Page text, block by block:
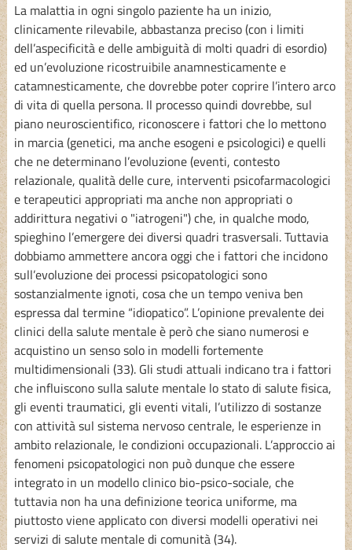
La malattia in ogni singolo paziente ha un inizio,
clinicamente rilevabile, abbastanza preciso (con i limiti
dell’aspecificità e delle ambiguità di molti quadri di esordio)
ed un’evoluzione ricostruibile anamnesticamente e
catamnesticamente, che dovrebbe poter coprire l’intero arco
di vita di quella persona. Il processo quindi dovrebbe, sul
piano neuroscientifico, riconoscere i fattori che lo mettono
in marcia (genetici, ma anche esogeni e psicologici) e quelli
che ne determinano l’evoluzione (eventi, contesto
relazionale, qualità delle cure, interventi psicofarmacologici
e terapeutici appropriati ma anche non appropriati o
addirittura negativi o "iatrogeni") che, in qualche modo,
spieghino l’emergere dei diversi quadri trasversali. Tuttavia
dobbiamo ammettere ancora oggi che i fattori che incidono
sull’evoluzione dei processi psicopatologici sono
sostanzialmente ignoti, cosa che un tempo veniva ben
espressa dal termine “idiopatico”. L’opinione prevalente dei
clinici della salute mentale è però che siano numerosi e
acquistino un senso solo in modelli fortemente
multidimensionali (33). Gli studi attuali indicano tra i fattori
che influiscono sulla salute mentale lo stato di salute fisica,
gli eventi traumatici, gli eventi vitali, l’utilizzo di sostanze
con attività sul sistema nervoso centrale, le esperienze in
ambito relazionale, le condizioni occupazionali. L’approccio ai
fenomeni psicopatologici non può dunque che essere
integrato in un modello clinico bio-psico-sociale, che
tuttavia non ha una definizione teorica uniforme, ma
piuttosto viene applicato con diversi modelli operativi nei
servizi di salute mentale di comunità (34).